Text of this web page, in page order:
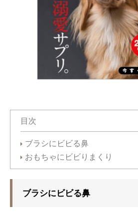
目次
ブラシにビビる鼻
おもちゃにビビりまくり
ブラシにビビる鼻